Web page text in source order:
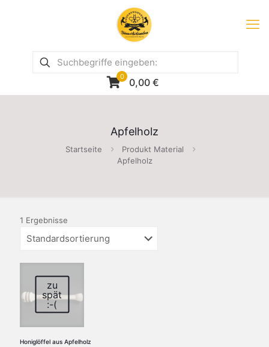
0 0,00 €
Apfelholz
Startseite
Produkt Material
Apfelholz
1 Ergebnisse
zu
spät
:-(
Honiglöffel aus Apfelholz